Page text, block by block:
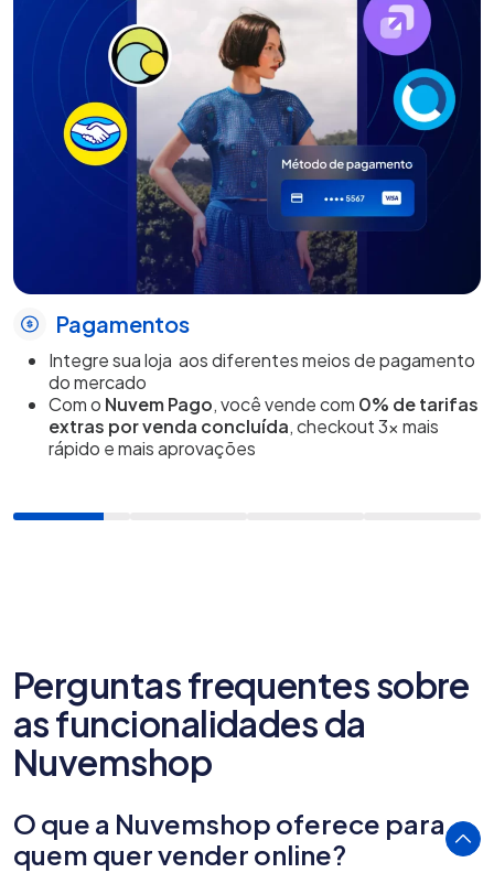
Pagamentos
Integre sua loja aos diferentes meios de pagamento
do mercado
Com o Nuvem Pago, você vende com 0% de tarifas
extras por venda concluída, checkout 3x mais
rápido e mais aprovações
Perguntas frequentes sobre
as funcionalidades da
Nuvemshop
O que a Nuvemshop oferece para
quem quer vender online?